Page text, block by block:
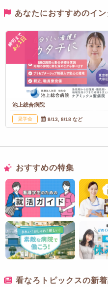
あなたにおすすめのイ
締切まで
あと
1日
池上総合病院
見学会 8/13, 8/18 など
おすすめの特集
看なろトピックスの新